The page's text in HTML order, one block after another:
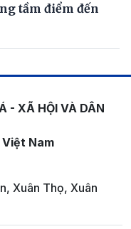
tầm điểm đến
- XÃ HỘI VÀ DÂN
Nam
Xuân Thọ, Xuân